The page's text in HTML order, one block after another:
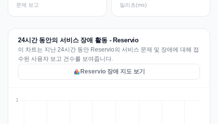
문제 보고 밀리초(ms)
24시간 동안의 서비스 장애 활동 - Reservio
이 차트는 지난 24시간 동안 Reservio의 서비스 문제 및 장애에 대해 접
수된 사용자 보고 건수를 보여줍니다.
Reservio 장애 지도 보기